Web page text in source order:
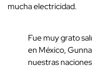
mucha electricidad.
Fue muy grato
en México,
nuestras